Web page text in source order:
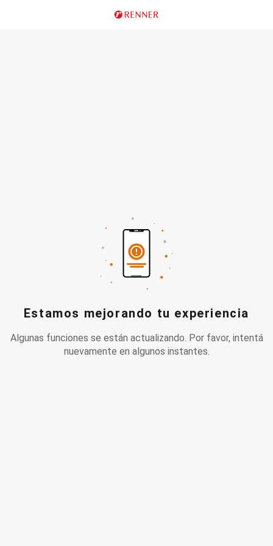
Estamos mejorando tu experiencia
Algunas funciones se están actualizando. Por favor, intentá
nuevamente en algunos instantes.